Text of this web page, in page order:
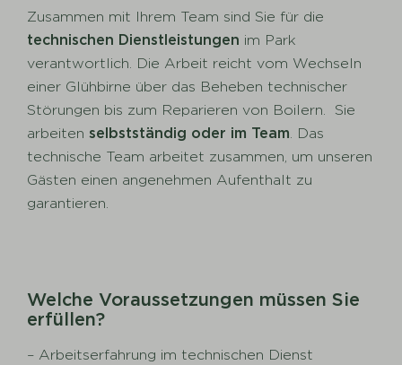
Zusammen mit Ihrem Team sind Sie für die
technischen Dienstleistungen im Park
verantwortlich. Die Arbeit reicht vom Wechseln
einer Glühbirne über das Beheben technischer
Störungen bis zum Reparieren von Boilern. Sie
arbeitenselbstständig oder im Team. Das
technische Team arbeitet zusammen, um unseren
Gästen einen angenehmen Aufenthalt zu
garantieren.
Welche Voraussetzungen müssen Sie
erfüllen?
– Arbeitserfahrung im technischen Dienst